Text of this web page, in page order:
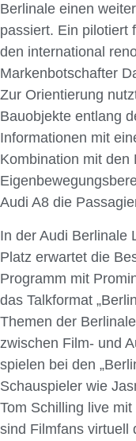
Berlinale einen
passiert. Ein pilotiert
den international
Markenbotschafter
Zur Orientierung
Bauobjekte entlang
Informationen mit
Kombination mit den
Audi A8 die
In der Audi Berlinale
Platz erwartet die
Programm mit
das Talkformat
Themen der
zwischen Film- und
spielen bei den
Schauspieler wie
Tom Schilling live
sind Filmfans virtuell